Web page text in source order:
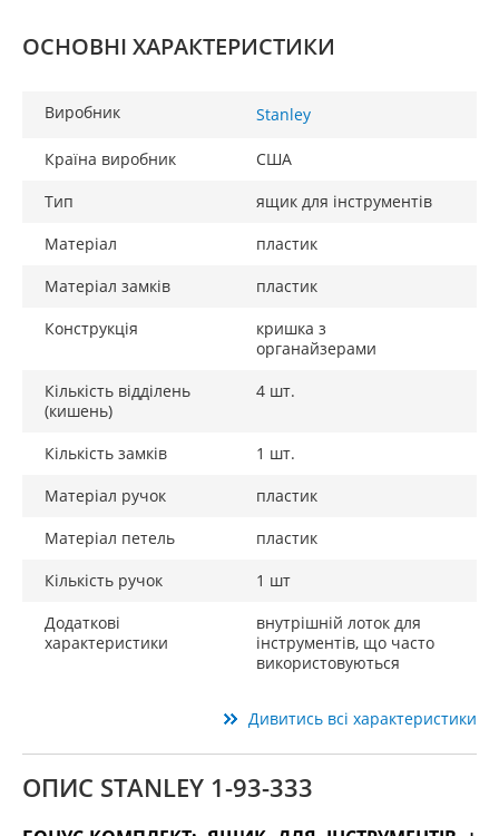
ОСНОВНІ ХАРАКТЕРИСТИКИ
Виробник Stanley
Країна виробник
США
Тип
ящик для інструментів
Матеріал
пластик
Матеріал замків
пластик
Конструкція
кришка з
органайзерами
Кількість відділень
(кишень)
4 шт.
Кількість замків
1 шт.
Матеріал ручок
пластик
Матеріал петель
пластик
Кількість ручок
1 шт
Додаткові
характеристики
внутрішній лоток для
інструментів, що часто
використовуються
Дивитись всі характеристики
ОПИС STANLEY 1-93-333